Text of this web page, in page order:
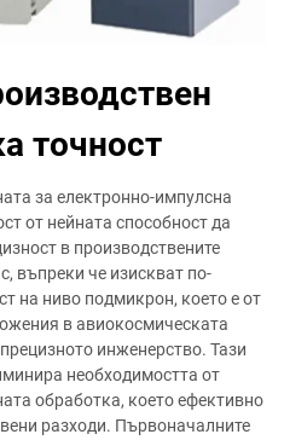
точност
за електронно-импулсна
от нейната способност да
в производствените
въпреки че изискват по-
на ниво подмикрон, което е от
в авиокосмическата
инженерство. Тази
необходимостта от
обработка, което ефективно
разходи. Първоначалните